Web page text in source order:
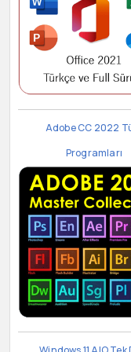
Adobe CC 2022
Programları